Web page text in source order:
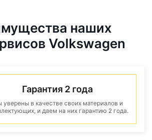
наших
Volkswagen
Гарантия 2 года
уверены в качестве своих материалов и
и даем на них гарантию 2 года.